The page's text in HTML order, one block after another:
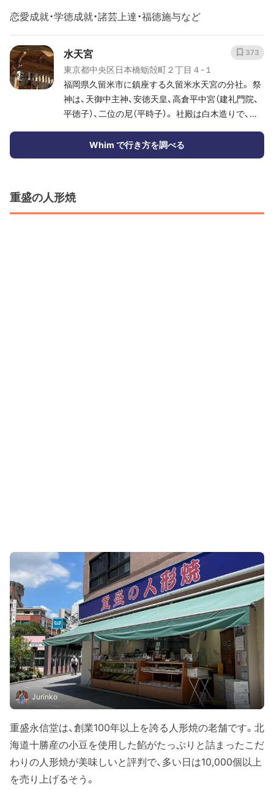
恋愛成就・学徳成就・諸芸上達・福徳施与など
水天宮
東京都中央区日本橋蛎殻町２丁目４-１
福岡県久留米市に鎮座する久留米水天宮の分社。 祭
神は、天御中主神、安徳天皇、高倉平中宮（建礼門院、
平徳子）、二位の尼（平時子）。 社殿は白木造りで、コ
面には地上６階建てのビルが建設され、境内は２階。
江戸時代より安産・子授けの神「おすいてんぐさま」
（有馬家）により崇敬。 １８１８年、９代藩主有馬頼
徳が江戸・三田の久留米藩江戸上屋敷に分霊を勧請。
373
Whim で行き方を調べる
重盛の人形焼
Jurinko
重盛永信堂は、創業100年以上を誇る人形焼の老舗です。北
海道十勝産の小豆を使用した餡がたっぷりと詰まったこだ
わりの人形焼が美味しいと評判で、多い日は10,000個以上
を売り上げるそう。